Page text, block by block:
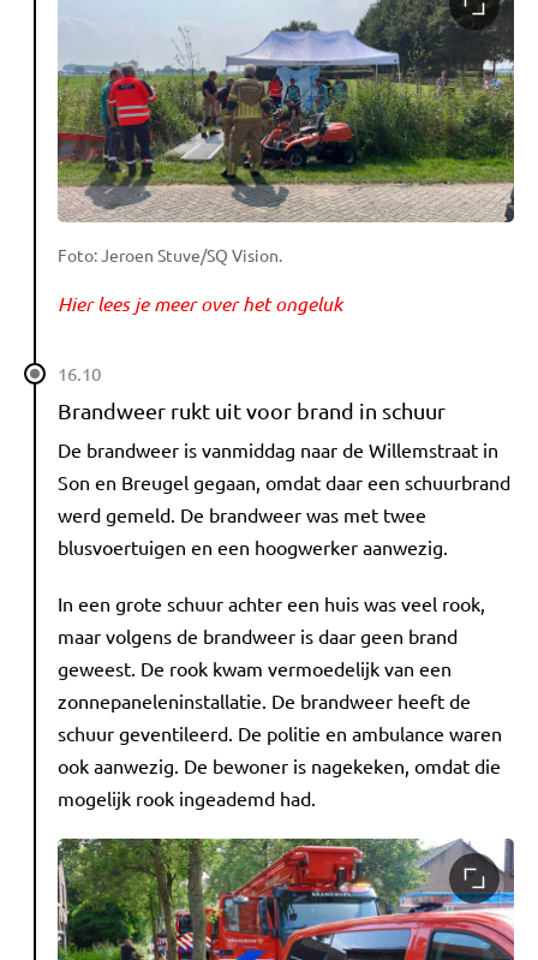
Foto: Jeroen Stuve/SQ Vision.
Hier lees je meer over het ongeluk
16.10
Brandweer rukt uit voor brand in schuur
De brandweer is vanmiddag naar de Willemstraat in
Son en Breugel gegaan, omdat daar een schuurbrand
werd gemeld. De brandweer was met twee
blusvoertuigen en een hoogwerker aanwezig.
In een grote schuur achter een huis was veel rook,
maar volgens de brandweer is daar geen brand
geweest. De rook kwam vermoedelijk van een
zonnepaneleninstallatie. De brandweer heeft de
schuur geventileerd. De politie en ambulance waren
ook aanwezig. De bewoner is nagekeken, omdat die
mogelijk rook ingeademd had.